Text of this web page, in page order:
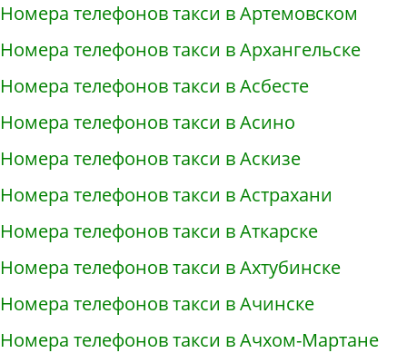
Номера телефонов такси в Артемовском
Номера телефонов такси в Архангельске
Номера телефонов такси в Асбесте
Номера телефонов такси в Асино
Номера телефонов такси в Аскизе
Номера телефонов такси в Астрахани
Номера телефонов такси в Аткарске
Номера телефонов такси в Ахтубинске
Номера телефонов такси в Ачинске
Номера телефонов такси в Ачхом-Мартане